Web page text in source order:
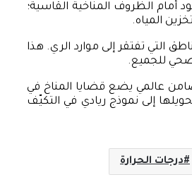
أمام الظروف المناخية القاسية؛
المياه.
التي تفتقر إلى موارد الري. هذا
عالمي يضع قضايا المناخ في
إلى نموذج ريادي في التكيّف
درجات الحرارة